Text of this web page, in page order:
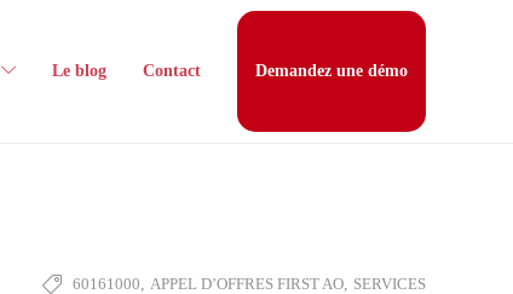
Le blog Contact Demandez une démo
60161000, APPEL D’OFFRES FIRST AO, SERVICES